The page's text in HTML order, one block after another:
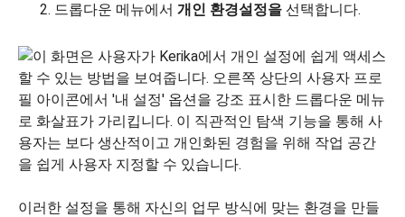
드롭다운 메뉴에서 개인 환경설정을 선택합니다.
이러한 설정을 통해 자신의 업무 방식에 맞는 환경을 만들